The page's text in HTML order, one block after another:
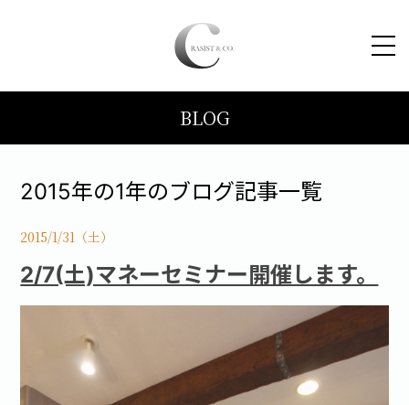
コンセプト
トピックス
施工事例
ブログ
BLOG
2015年の1年のブログ記事一覧
2015/1/31（土）
2/7(土)マネーセミナー開催します。